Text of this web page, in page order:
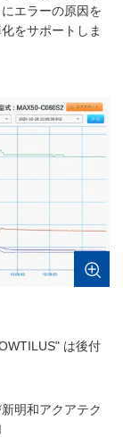
エラーの原因を
をサポートしま
は後付
明和アクアテク